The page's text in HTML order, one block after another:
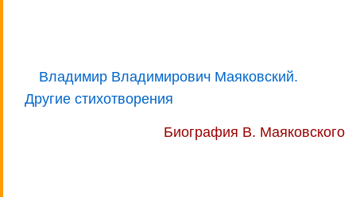
Владимир Владимирович Маяковский.
Другие стихотворения
Биография В. Маяковского